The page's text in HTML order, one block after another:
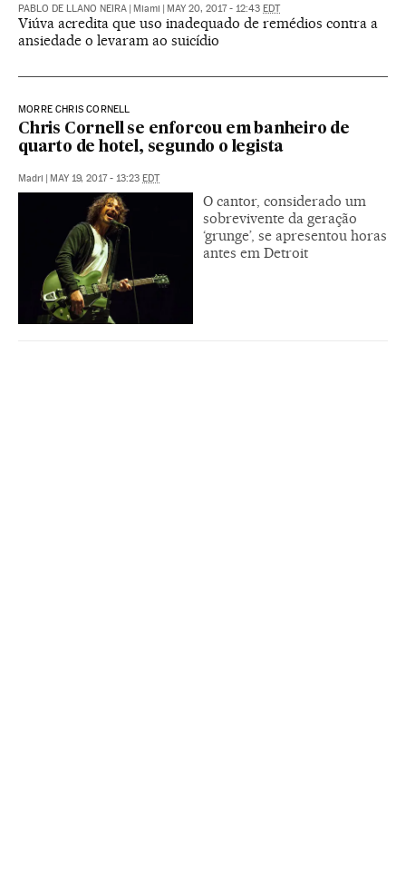
PABLO DE LLANO NEIRA Miami MAY 20, 2017 - 12:43 EDT
Viúva acredita que uso inadequado de remédios contra a
ansiedade o levaram ao suicídio
MORRE CHRIS CORNELL
Chris Cornell se enforcou em banheiro de
quarto de hotel, segundo o legista
Madri MAY 19, 2017 - 13:23 EDT
O cantor, considerado um
sobrevivente da geração
‘grunge’, se apresentou horas
antes em Detroit